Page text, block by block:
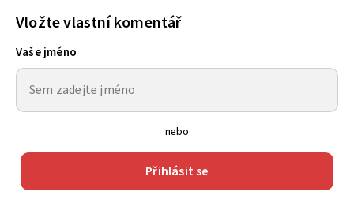
Vložte vlastní komentář
Vaše jméno
nebo
Přihlásit se